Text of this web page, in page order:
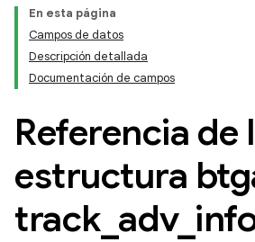
En esta página
Campos de datos
Descripción detallada
Documentación de campos
Referencia de
estructura
track_ adv_